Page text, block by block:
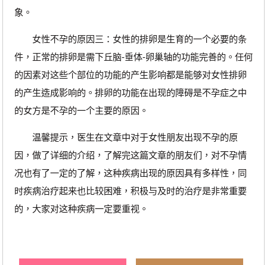
象。
女性不孕的原因三：女性的排卵是生育的一个必要的条
件，正常的排卵是需下丘脑-垂体-卵巢轴的功能完善的。任何
的因素对这些个部位的功能的产生影响都是能够对女性排卵
的产生造成影响的。排卵的功能在出现的障碍是不孕症之中
的女方是不孕的一个主要的原因。
温馨提示，医生在文章中对于女性朋友出现不孕的原
因，做了详细的介绍，了解完这篇文章的朋友们，对不孕情
况也有了一定的了解，这种疾病出现的原因具有多样性，同
时疾病治疗起来也比较困难，积极与及时的治疗是非常重要
的，大家对这种疾病一定要重视。